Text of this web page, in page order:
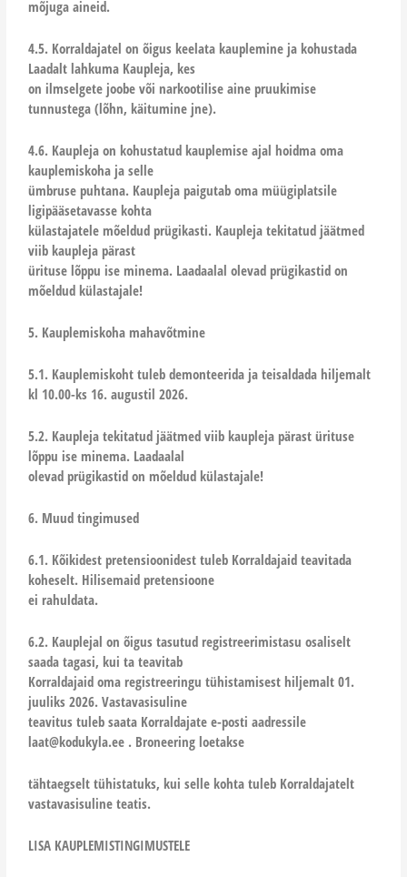
mõjuga aineid.
4.5. Korraldajatel on õigus keelata kauplemine ja kohustada
Laadalt lahkuma Kaupleja, kes
on ilmselgete joobe või narkootilise aine pruukimise
tunnustega (lõhn, käitumine jne).
4.6. Kaupleja on kohustatud kauplemise ajal hoidma oma
kauplemiskoha ja selle
ümbruse puhtana. Kaupleja paigutab oma müügiplatsile
ligipääsetavasse kohta
külastajatele mõeldud prügikasti. Kaupleja tekitatud jäätmed
viib kaupleja pärast
ürituse lõppu ise minema. Laadaalal olevad prügikastid on
mõeldud külastajale!
5. Kauplemiskoha mahavõtmine
5.1. Kauplemiskoht tuleb demonteerida ja teisaldada hiljemalt
kl 10.00-ks 16. augustil 2026.
5.2. Kaupleja tekitatud jäätmed viib kaupleja pärast ürituse
lõppu ise minema. Laadaalal
olevad prügikastid on mõeldud külastajale!
6. Muud tingimused
6.1. Kõikidest pretensioonidest tuleb Korraldajaid teavitada
koheselt. Hilisemaid pretensioone
ei rahuldata.
6.2. Kauplejal on õigus tasutud registreerimistasu osaliselt
saada tagasi, kui ta teavitab
Korraldajaid oma registreeringu tühistamisest hiljemalt 01.
juuliks 2026. Vastavasisuline
teavitus tuleb saata Korraldajate e-posti aadressile
laat@kodukyla.ee . Broneering loetakse
tähtaegselt tühistatuks, kui selle kohta tuleb Korraldajatelt
vastavasisuline teatis.
LISA KAUPLEMISTINGIMUSTELE